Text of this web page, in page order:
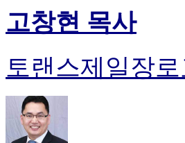
고창현 목사
토랜스제일장로